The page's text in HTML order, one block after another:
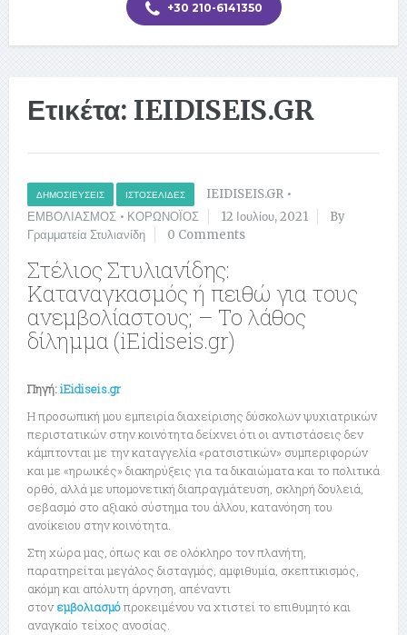
+30 210-6141350
Ετικέτα: IEIDISEIS.GR
ΔΗΜΟΣΙΕΎΣΕΙΣ ΙΣΤΟΣΕΛΊΔΕΣ IEIDISEIS.GR •
ΕΜΒΟΛΙΑΣΜΟΣ • ΚΟΡΩΝΟΪΟΣ 12 Ιουλίου, 2021
By
Γραμματεία Στυλιανίδη
0 Comments
Στέλιος Στυλιανίδης:
Καταναγκασμός ή πειθώ για τους
ανεμβολίαστους; – Το λάθος
δίλημμα (iEidiseis.gr)
Πηγή:iEidiseis.gr
Η προσωπική μου εμπειρία διαχείρισης δύσκολων ψυχιατρικών
περιστατικών στην κοινότητα δείχνει ότι οι αντιστάσεις δεν
κάμπτονται με την καταγγελία «ρατσιστικών» συμπεριφορών
και με «ηρωικές» διακηρύξεις για τα δικαιώματα και το πολιτικά
ορθό, αλλά με υπομονετική διαπραγμάτευση, σκληρή δουλειά,
σεβασμό στο αξιακό σύστημα του άλλου, κατανόηση του
ανοίκειου στην κοινότητα.
Στη χώρα μας, όπως και σε ολόκληρο τον πλανήτη,
παρατηρείται μεγάλος δισταγμός, αμφιθυμία, σκεπτικισμός,
ακόμη και απόλυτη άρνηση, απέναντι
στονεμβολιασμόπροκειμένου να χτιστεί το επιθυμητό και
αναγκαίο τείχος ανοσίας.